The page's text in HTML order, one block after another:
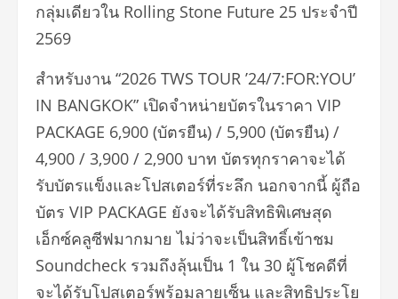
กลุ่มเดียวใน Rolling Stone Future 25 ประจำปี
2569
สำหรับงาน “2026 TWS TOUR ’24/7:FOR:YOU’
IN BANGKOK” เปิดจำหน่ายบัตรในราคา VIP
PACKAGE 6,900 (บัตรยืน) / 5,900 (บัตรยืน) /
4,900 / 3,900 / 2,900 บาท บัตรทุกราคาจะได้
รับบัตรแข็งและโปสเตอร์ที่ระลึก นอกจากนี้ ผู้ถือ
บัตร VIP PACKAGE ยังจะได้รับสิทธิพิเศษสุด
เอ็กซ์คลูซีฟมากมาย ไม่ว่าจะเป็นสิทธิ์เข้าชม
Soundcheck รวมถึงลุ้นเป็น 1 ใน 30 ผู้โชคดีที่
จะได้รับโปสเตอร์พร้อมลายเซ็น และสิทธิประโย